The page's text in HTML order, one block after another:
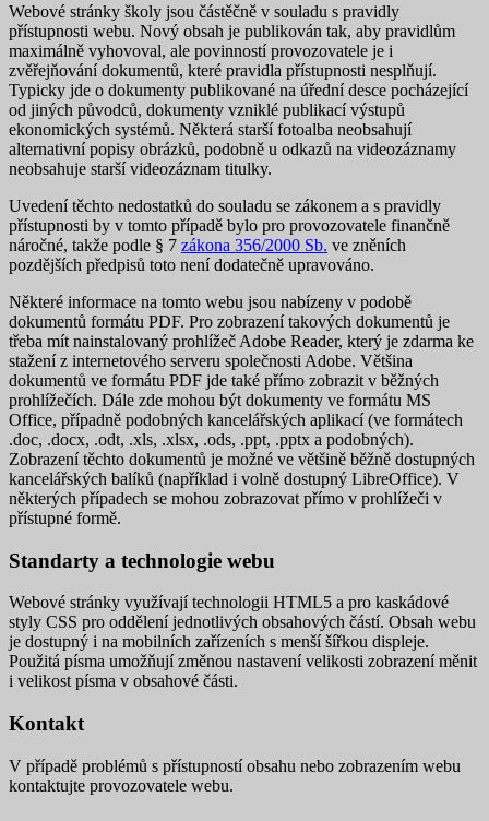
Webové stránky školy jsou částěčně v souladu s pravidly
přístupnosti webu. Nový obsah je publikován tak, aby pravidlům
maximálně vyhovoval, ale povinností provozovatele je i
zvěřejňování dokumentů, které pravidla přístupnosti nesplňují.
Typicky jde o dokumenty publikované na úřední desce pocházející
od jiných původců, dokumenty vzniklé publikací výstupů
ekonomických systémů. Některá starší fotoalba neobsahují
alternativní popisy obrázků, podobně u odkazů na videozáznamy
neobsahuje starší videozáznam titulky.
Uvedení těchto nedostatků do souladu se zákonem a s pravidly
přístupnosti by v tomto případě bylo pro provozovatele finančně
náročné, takže podle § 7 zákona 356/2000 Sb. ve zněních
pozdějších předpisů toto není dodatečně upravováno.
Některé informace na tomto webu jsou nabízeny v podobě
dokumentů formátu PDF. Pro zobrazení takových dokumentů je
třeba mít nainstalovaný prohlížeč Adobe Reader, který je zdarma ke
stažení z internetového serveru společnosti Adobe. Většina
dokumentů ve formátu PDF jde také přímo zobrazit v běžných
prohlížečích. Dále zde mohou být dokumenty ve formátu MS
Office, případně podobných kancelářských aplikací (ve formátech
.doc, .docx, .odt, .xls, .xlsx, .ods, .ppt, .pptx a podobných).
Zobrazení těchto dokumentů je možné ve většině běžně dostupných
kancelářských balíků (například i volně dostupný LibreOffice). V
některých případech se mohou zobrazovat přímo v prohlížeči v
přístupné formě.
Standarty a technologie webu
Webové stránky využívají technologii HTML5 a pro kaskádové
styly CSS pro oddělení jednotlivých obsahových částí. Obsah webu
je dostupný i na mobilních zařízeních s menší šířkou displeje.
Použitá písma umožňují změnou nastavení velikosti zobrazení měnit
i velikost písma v obsahové části.
Kontakt
V případě problémů s přístupností obsahu nebo zobrazením webu
kontaktujte provozovatele webu.